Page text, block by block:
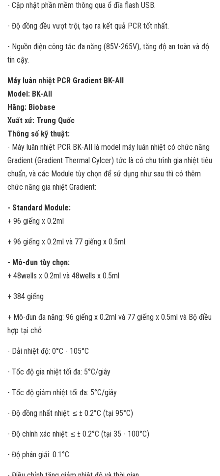
- Cập nhật phần mềm thông qua ổ đĩa flash USB.
- Độ đồng đều vượt trội, tạo ra kết quả PCR tốt nhất.
- Nguồn điện công tắc đa năng (85V-265V), tăng độ an toàn và độ
tin cậy.
Máy luân nhiệt PCR Gradient BK-AII
Model: BK-AII
Hãng: Biobase
Xuất xứ: Trung Quốc
Thông số kỹ thuật:
- Máy luân nhiệt PCR BK-AII là model máy luân nhiệt có chức năng
Gradient (Gradient Thermal Cylcer) tức là có chu trình gia nhiệt tiêu
chuẩn, và các Module tùy chọn để sử dụng như sau thì có thêm
chức năng gia nhiệt Gradient:
- Standard Module:
+ 96 giếng x 0.2ml
+ 96 giếng x 0.2ml và 77 giếng x 0.5ml.
- Mô-đun tùy chọn:
+ 48wells x 0.2ml và 48wells x 0.5ml
+ 384 giếng
+ Mô-đun đa năng: 96 giếng x 0.2ml và 77 giếng x 0.5ml và Bộ điều
hợp tại chỗ
- Dải nhiệt độ: 0°C - 105°C
- Tốc độ gia nhiệt tối đa: 5°C/giây
- Tốc độ giảm nhiệt tối đa: 5°C/giây
- Độ đồng nhất nhiệt: ≤ ± 0.2°C (tại 95°C)
- Độ chính xác nhiệt: ≤ ± 0.2°C (tại 35 - 100°C)
- Độ phân giải: 0.1°C